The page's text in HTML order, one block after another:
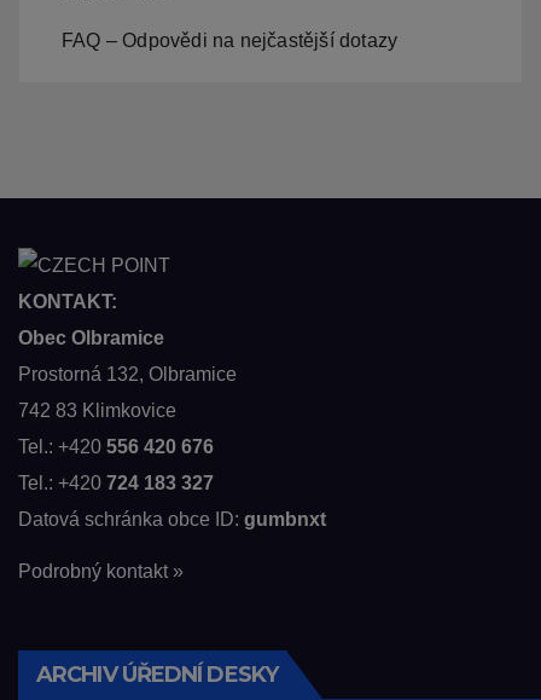
FAQ – Odpovědi na nejčastější dotazy
KONTAKT:
Obec Olbramice
Prostorná 132, Olbramice
742 83 Klimkovice
Tel.: +420 556 420 676
Tel.: +420 724 183 327
Datová schránka obce ID: gumbnxt
Podrobný kontakt »
ARCHIV ÚŘEDNÍ DESKY